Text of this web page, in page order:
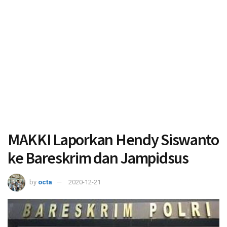
MAKKI Laporkan Hendy Siswanto
ke Bareskrim dan Jampidsus
by octa 2020-12-21